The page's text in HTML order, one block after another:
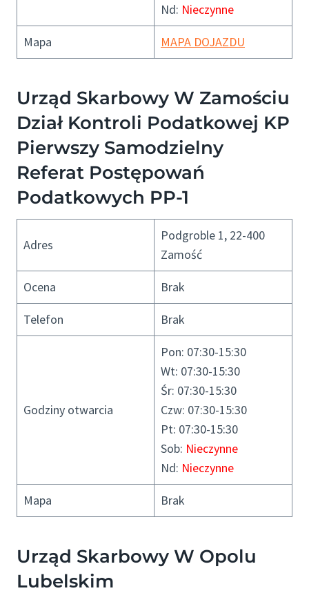
Nd: Nieczynne
Mapa MAPA DOJAZDU
Urząd Skarbowy W Zamościu
Dział Kontroli Podatkowej KP
Pierwszy Samodzielny
Referat Postępowań
Podatkowych PP-1
Adres
Podgroble 1, 22-400
Zamość
Ocena Brak
Telefon Brak
Godziny otwarcia
Pon: 07:30-15:30
Wt: 07:30-15:30
Śr: 07:30-15:30
Czw: 07:30-15:30
Pt: 07:30-15:30
Sob: Nieczynne
Nd: Nieczynne
Mapa Brak
Urząd Skarbowy W Opolu
Lubelskim